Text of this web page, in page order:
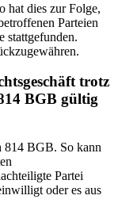
hat dies zur Folge,
Parteien
stattgefunden.
trotz
BGB gültig
814 BGB. So kann
Partei
oder es aus